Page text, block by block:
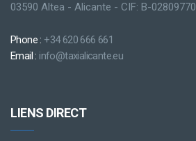
03590 Altea - Alicante - CIF: B-02809770
Phone : +34 620 666 661
Email : info@taxialicante.eu
LIENS DIRECT